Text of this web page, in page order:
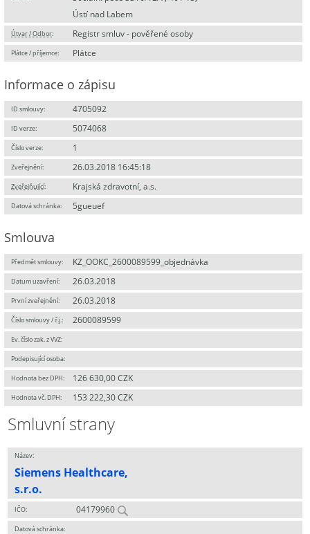
Ústí nad Labem
Útvar / Odbor: Registr smluv - pověřené osoby
Plátce / příjemce: Plátce
Informace o zápisu
ID smlouvy: 4705092
ID verze: 5074068
Číslo verze: 1
Zveřejnění: 26.03.2018 16:45:18
Zveřejňující: Krajská zdravotní, a.s.
Datová schránka: 5gueuef
Smlouva
Předmět smlouvy: KZ_OOKC_2600089599_objednávka
Datum uzavření: 26.03.2018
První zveřejnění: 26.03.2018
Číslo smlouvy / č.j.: 2600089599
Ev. číslo zak. z VVZ:
Podepisující osoba:
Hodnota bez DPH: 126 630,00 CZK
Hodnota vč. DPH: 153 222,30 CZK
Smluvní strany
Název:
Siemens Healthcare,
s.r.o.
IČO: 04179960
Datová schránka: